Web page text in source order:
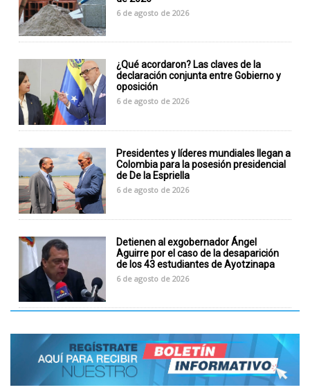
6 de agosto de 2026
¿Qué acordaron? Las claves de la
declaración conjunta entre Gobierno y
oposición
6 de agosto de 2026
Presidentes y líderes mundiales llegan a
Colombia para la posesión presidencial
de De la Espriella
6 de agosto de 2026
Detienen al exgobernador Ángel
Aguirre por el caso de la desaparición
de los 43 estudiantes de Ayotzinapa
6 de agosto de 2026